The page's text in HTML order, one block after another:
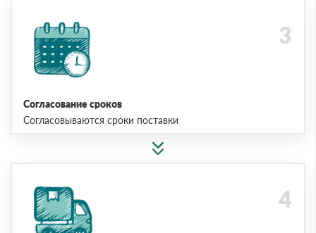
Согласование сроков
Согласовываются сроки поставки